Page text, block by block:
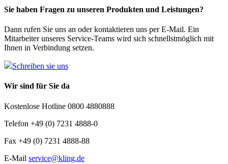
Sie haben Fragen zu unseren Produkten und Leistungen?
Dann rufen Sie uns an oder kontaktieren uns per E-Mail. Ein
Mitarbeiter unseres Service-Teams wird sich schnellstmöglich mit
Ihnen in Verbindung setzen.
Schreiben sie uns
Wir sind für Sie da
Kostenlose Hotline 0800 4880888
Telefon +49 (0) 7231 4888-0
Fax +49 (0) 7231 4888-88
E-Mail service@kling.de